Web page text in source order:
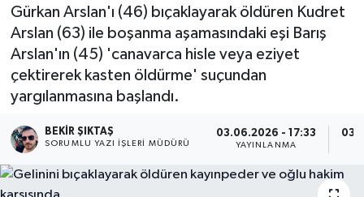
Gürkan Arslan'ı (46) bıçaklayarak öldüren Kudret
Arslan (63) ile boşanma aşamasındaki eşi Barış
Arslan'ın (45) 'canavarca hisle veya eziyet
çektirerek kasten öldürme' suçundan
yargılanmasına başlandı.
BEKIR ŞIKTAŞ
SORUMLU YAZI İŞLERI MÜDÜRÜ
03.06.2026 - 17:33
YAYINLANMA